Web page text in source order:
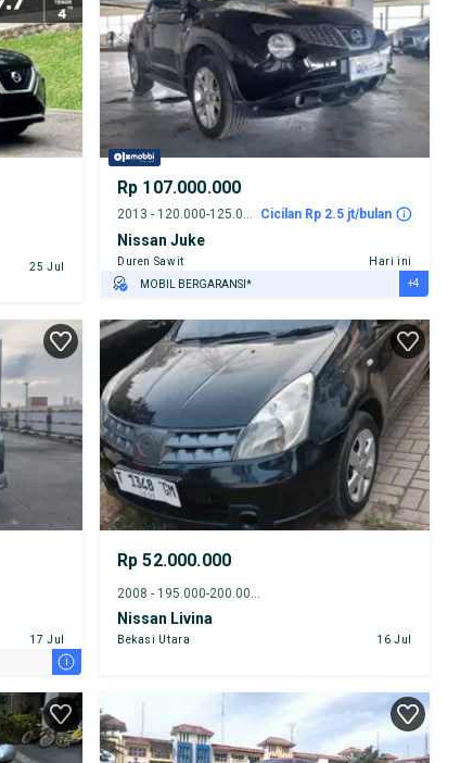
25 Jul
Rp 107.000.000
2013 - 120.000-125.000 km Cicilan Rp 2.5 jt/bulan
Nissan Juke
Duren Sawit
Hari ini
MOBIL BERGARANSI*
TEST DRIVE DARI RUMAH
GRATIS BIAYA JASA PERAWATAN*
PENJUAL TERVERIFIKASI
+4
17 Jul
i
Rp 52.000.000
2008 - 195.000-200.000 km
Nissan Livina
Bekasi Utara 16 Jul